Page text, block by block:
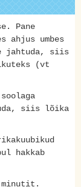
Pane
ahjus umbes
jahtuda, siis
(vt
siis lõika
hakkab
minutit.